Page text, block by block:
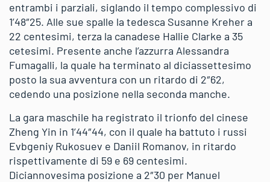
entrambi i parziali, siglando il tempo complessivo di
1’48″25. Alle sue spalle la tedesca Susanne Kreher a
22 centesimi, terza la canadese Hallie Clarke a 35
cetesimi. Presente anche l’azzurra Alessandra
Fumagalli, la quale ha terminato al diciassettesimo
posto la sua avventura con un ritardo di 2″62,
cedendo una posizione nella seconda manche.
La gara maschile ha registrato il trionfo del cinese
Zheng Yin in 1’44″44, con il quale ha battuto i russi
Evbgeniy Rukosuev e Daniil Romanov, in ritardo
rispettivamente di 59 e 69 centesimi.
Diciannovesima posizione a 2″30 per Manuel